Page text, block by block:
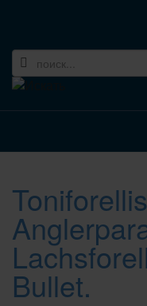
Toniforellis
Bullet.